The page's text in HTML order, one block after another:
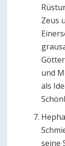
Zeus
und
als
seine